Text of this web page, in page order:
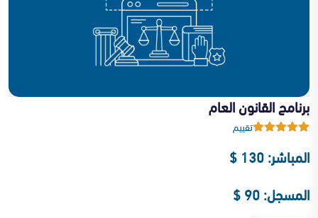
برنامج القانون العام
تقييم
المباشر: 130 $
المسجل: 90 $